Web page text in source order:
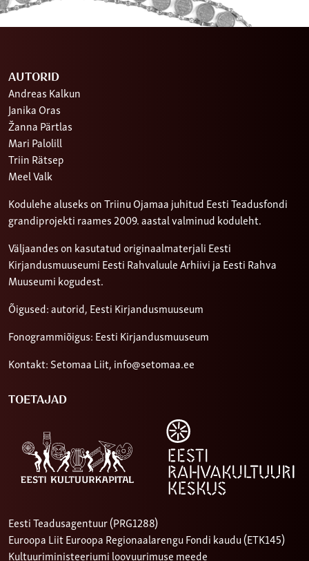
AUTORID
Andreas Kalkun
Janika Oras
Žanna Pärtlas
Mari Palolill
Triin Rätsep
Meel Valk
Kodulehe aluseks on Triinu Ojamaa juhitud Eesti Teadusfondi
grandiprojekti raames 2009. aastal valminud koduleht.
Väljaandes on kasutatud originaalmaterjali Eesti
Kirjandusmuuseumi Eesti Rahvaluule Arhiivi ja Eesti Rahva
Muuseumi kogudest.
Õigused: autorid, Eesti Kirjandusmuuseum
Fonogrammiõigus: Eesti Kirjandusmuuseum
Kontakt: Setomaa Liit, info@setomaa.ee
TOETAJAD
Eesti Teadusagentuur (PRG1288)
Euroopa Liit Euroopa Regionaalarengu Fondi kaudu (ETK145)
Kultuuriministeeriumi loovuurimuse meede